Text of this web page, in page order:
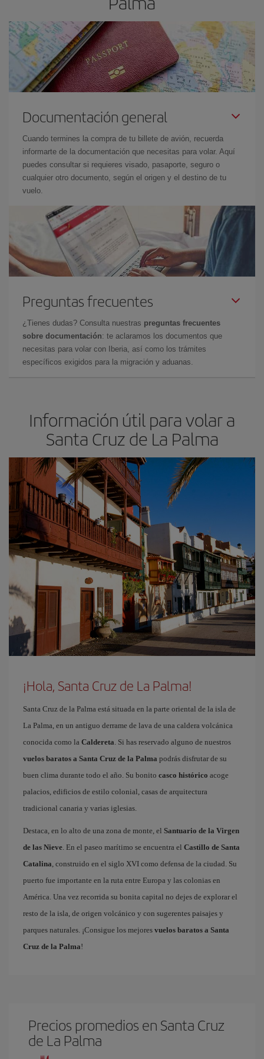
Documentación general
Cuando termines la compra de tu billete de avión, recuerda
informarte de la documentación que necesitas para volar. Aquí
puedes consultar si requieres visado, pasaporte, seguro o
cualquier otro documento, según el origen y el destino de tu
vuelo.
Preguntas frecuentes
¿Tienes dudas? Consulta nuestras preguntas frecuentes
sobre documentación: te aclaramos los documentos que
necesitas para volar con Iberia, así como los trámites
específicos exigidos para la migración y aduanas.
Información útil para volar a
Santa Cruz de La Palma
¡Hola, Santa Cruz de La Palma!
Santa Cruz de la Palma está situada en la parte oriental de la isla de
La Palma, en un antiguo derrame de lava de una caldera volcánica
conocida como la Caldereta. Si has reservado alguno de nuestros
vuelos baratos a Santa Cruz de la Palma podrás disfrutar de su
buen clima durante todo el año. Su bonito casco histórico acoge
palacios, edificios de estilo colonial, casas de arquitectura
tradicional canaria y varias iglesias.
Destaca, en lo alto de una zona de monte, el Santuario de la Virgen
de las Nieve. En el paseo marítimo se encuentra el Castillo de Santa
Catalina, construido en el siglo XVI como defensa de la ciudad. Su
puerto fue importante en la ruta entre Europa y las colonias en
América. Una vez recorrida su bonita capital no dejes de explorar el
resto de la isla, de origen volcánico y con sugerentes paisajes y
parques naturales. ¡Consigue los mejores vuelos baratos a Santa
Cruz de la Palma!
Precios promedios en Santa Cruz
de La Palma